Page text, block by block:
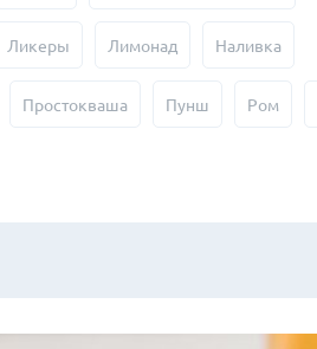
Ликеры Лимонад Наливка
Простокваша Пунш Ром